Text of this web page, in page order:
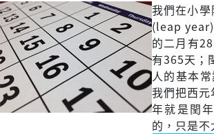
我們在小
(leap
的二月有
有365天；
人的基本
我們把西
年就是閏
的，只是